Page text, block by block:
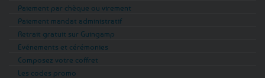
Paiement par chèque ou virement
Paiement mandat administratif
Retrait gratuit sur Guingamp
Evénements et cérémonies
Composez votre coffret
Les codes promo